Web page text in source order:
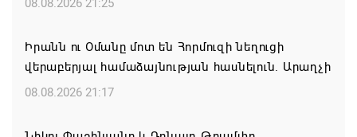
08.08.2026 21:25
Իրանն ու Օմանը մոտ են Հորմուզի նեղուցի
վերաբերյալ համաձայնության հասնելուն. Արաղչի
08.08.2026 21:17